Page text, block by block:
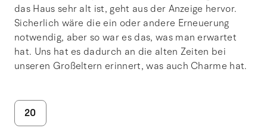
das Haus sehr alt ist, geht aus der Anzeige hervor.
Sicherlich wäre die ein oder andere Erneuerung
notwendig, aber so war es das, was man erwartet
hat. Uns hat es dadurch an die alten Zeiten bei
unseren Großeltern erinnert, was auch Charme hat.
20